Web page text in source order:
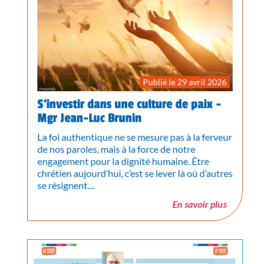
Publié le 29 avril 2026
S’investir dans une culture de paix -
Mgr Jean-Luc Brunin
La foi authentique ne se mesure pas à la ferveur
de nos paroles, mais à la force de notre
engagement pour la dignité humaine. Être
chrétien aujourd’hui, c’est se lever là où d’autres
se résignent....
En savoir plus